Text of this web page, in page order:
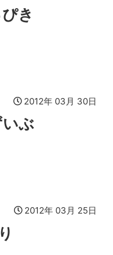
き
2012年 03月 30日
ぶ
2012年 03月 25日